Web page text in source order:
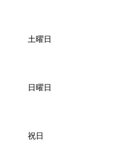
土曜日
日曜日
祝日